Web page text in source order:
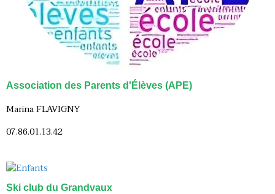
Association des Parents d' É lèves (APE)
Marina FLAVIGNY
07.86.01.13.42
Ski club du Grandvaux